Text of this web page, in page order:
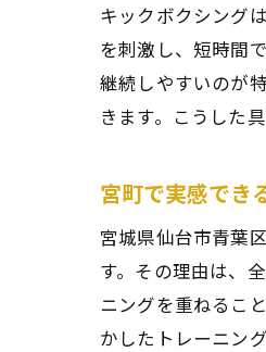
キックボクシング
を刺激し、短時間
継続しやすいのが
きます。こうした
宮町で実感でき
宮城県仙台市青葉
す。その理由は、
ニングを重ねるこ
かしたトレーニン